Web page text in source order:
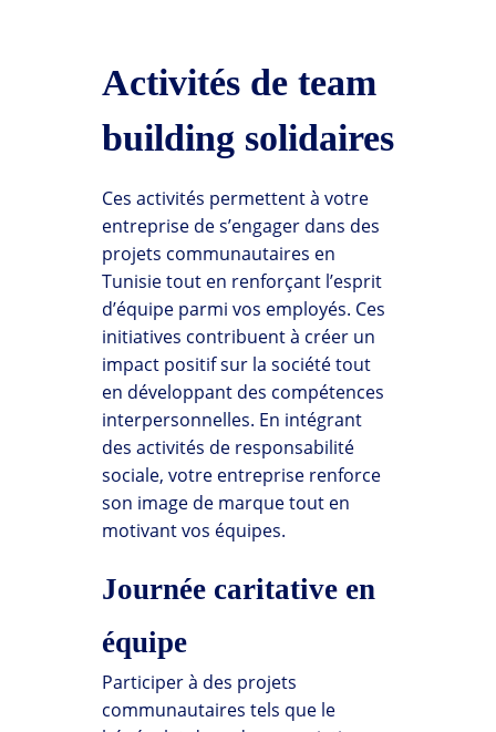
Activités de team
building solidaires
Ces activités permettent à votre
entreprise de s’engager dans des
projets communautaires en
Tunisie tout en renforçant l’esprit
d’équipe parmi vos employés. Ces
initiatives contribuent à créer un
impact positif sur la société tout
en développant des compétences
interpersonnelles. En intégrant
des activités de responsabilité
sociale, votre entreprise renforce
son image de marque tout en
motivant vos équipes.
Journée caritative en
équipe
Participer à des projets
communautaires tels que le